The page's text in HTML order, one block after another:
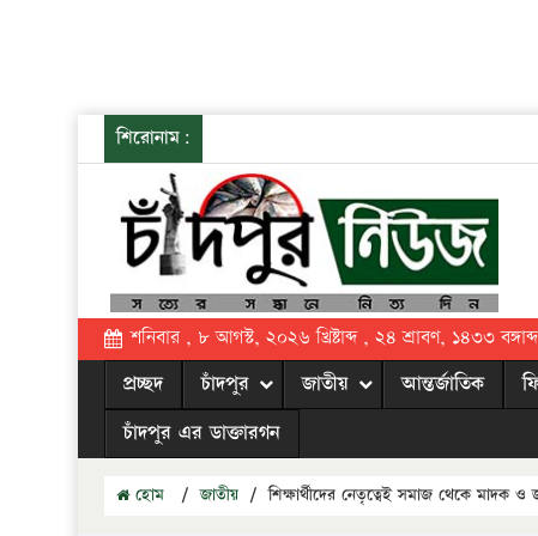
শিরোনাম:
শনিবার , ৮ আগস্ট, ২০২৬ খ্রিষ্টাব্দ , ২৪ শ্রাবণ, ১৪৩৩ বঙ্গাব্দ
প্রচ্ছদ চাঁদপুর জাতীয় আন্তর্জাতিক
চাঁদপুর এর ডাক্তারগন
হোম / জাতীয় / শিক্ষার্থীদের নেতৃত্বেই সমাজ থেকে মাদক